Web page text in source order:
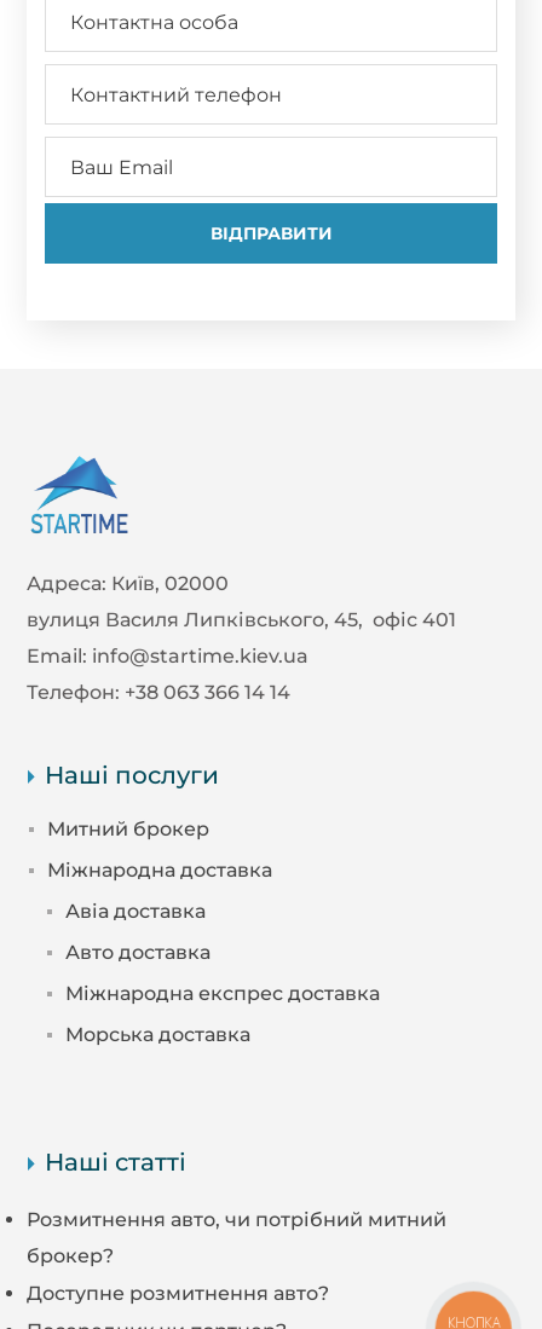
Адреса: Київ, 02000
вулиця Василя Липківського, 45, офіс 401
Email: info@startime.kiev.ua
Телефон: +38 063 366 14 14
Наші послуги
Митний брокер
Міжнародна доставка
Авіа доставка
Авто доставка
Міжнародна експрес доставка
Морська доставка
Наші статті
Розмитнення авто, чи потрібний митний
брокер?
Доступне розмитнення авто?
КНОПКА